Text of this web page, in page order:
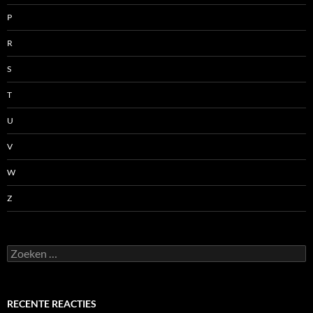
P
R
S
T
U
V
W
Z
Zoeken
naar:
RECENTE REACTIES